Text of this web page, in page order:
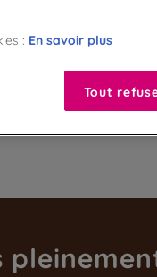
: En savoir plus
Tout